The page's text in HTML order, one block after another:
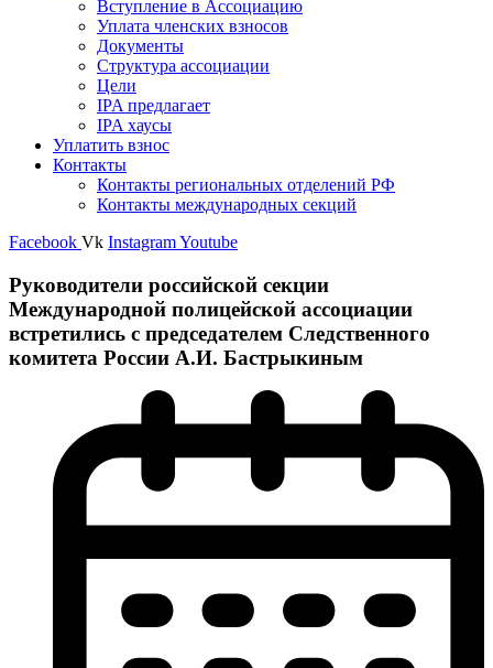
Вступление в Ассоциацию
Уплата членских взносов
Документы
Структура ассоциации
Цели
IPA предлагает
IPA хаусы
Уплатить взнос
Контакты
Контакты региональных отделений РФ
Контакты международных секций
Facebook Vk InstagramYoutube
Руководители российской секции
Международной полицейской ассоциации
встретились с председателем Следственного
комитета России А.И. Бастрыкиным